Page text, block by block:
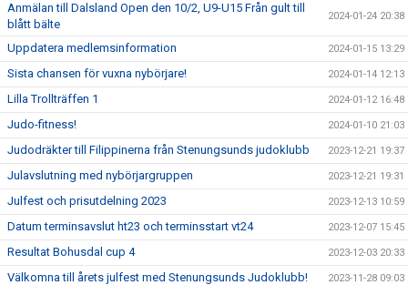
Anmälan till Dalsland Open den 10/2, U9-U15 Från gult till
blått bälte
2024-01-24 20:38
Uppdatera medlemsinformation 2024-01-15 13:29
Sista chansen för vuxna nybörjare! 2024-01-14 12:13
Lilla Trollträffen 1 2024-01-12 16:48
Judo-fitness! 2024-01-10 21:03
Judodräkter till Filippinerna från Stenungsunds judoklubb 2023-12-21 19:37
Julavslutning med nybörjargruppen 2023-12-21 19:31
Julfest och prisutdelning 2023 2023-12-13 10:59
Datum terminsavslut ht23 och terminsstart vt24 2023-12-07 15:45
Resultat Bohusdal cup 4 2023-12-03 20:33
Välkomna till årets julfest med Stenungsunds Judoklubb! 2023-11-28 09:03